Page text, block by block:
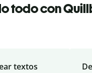
todo con
textos